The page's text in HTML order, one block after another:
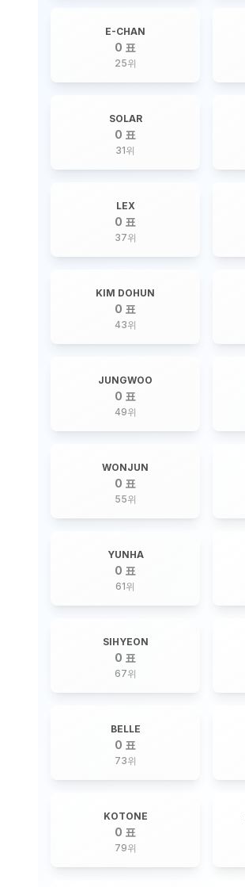
E-CHAN
0 표
25위
SOLAR
0 표
31위
LEX
0 표
37위
KIM DOHUN
0 표
43위
JUNGWOO
0 표
49위
WONJUN
0 표
55위
YUNHA
0 표
61위
SIHYEON
0 표
67위
BELLE
0 표
73위
KOTONE
0 표
79위